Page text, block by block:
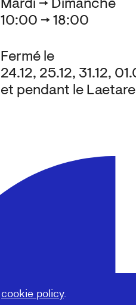
cookie policy.
Mardi → Dimanche
10:00 → 18:00
Fermé le
24.12, 25.12, 31.12,
et pendant le